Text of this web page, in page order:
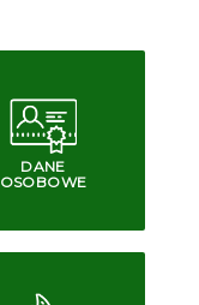
DANE
OSOBOWE